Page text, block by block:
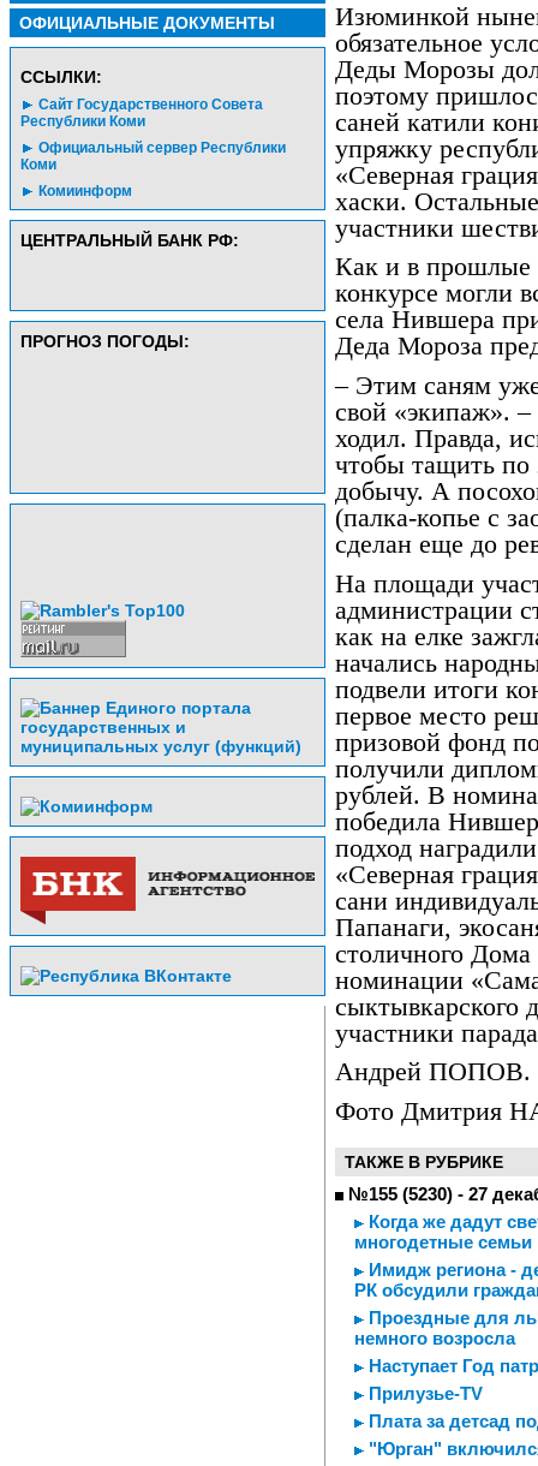
ОФИЦИАЛЬНЫЕ ДОКУМЕНТЫ
CСЫЛКИ:
Сайт Государственного Совета
Республики Коми
Официальный сервер Республики
Коми
Комиинформ
ЦЕНТРАЛЬНЫЙ БАНК РФ:
ПРОГНОЗ ПОГОДЫ:
Изюминкой
обязательное
Деды Морозы
поэтому
саней катили
упряжку
«Северная
хаски.
участники
Как и в прошлые
конкурсе могли
села Нившера
Деда Мороза
– Этим саням
свой «экипаж».
ходил. Правда,
чтобы тащить по
добычу. А
(палка-копье с
сделан еще до
На площади
администрации
как на елке
начались
подвели итоги
первое место
призовой фонд
получили
рублей. В
победила
подход
«Северная
сани
Папанаги,
столичного Дома
номинации
сыктывкарского
участники
Андрей ПОПОВ.
Фото Дмитрия
ТАКЖЕ В РУБРИКЕ
№155 (5230) - 27
Когда же дадут
многодетные семьи
Имидж региона -
РК обсудили
Проездные для
немного возросла
Наступает Год
Прилузье-TV
Плата за детсад
"Юрган"